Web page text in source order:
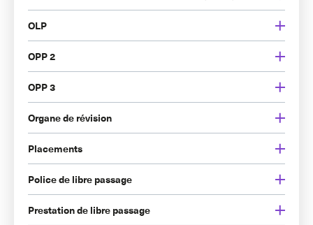
OLP
OPP 2
OPP 3
Organe de révision
Placements
Police de libre passage
Prestation de libre passage